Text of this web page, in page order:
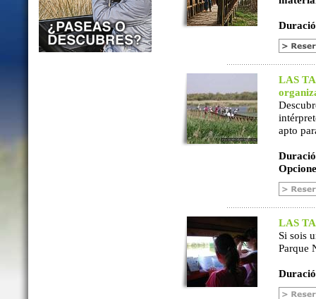
LAS
apto
LAS
Si sois
Parque